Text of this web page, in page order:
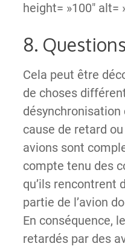
height= »100″ alt=
8.
Cela peut être
de choses
désynchronisation
cause de retard
avions sont
compte tenu des
qu’ils rencontrent
partie de l’avion
En conséquence,
retardés par des